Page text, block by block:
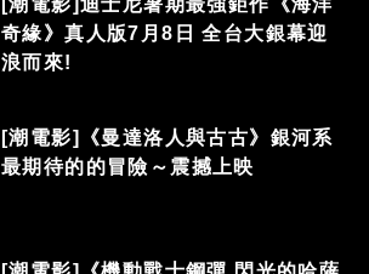
[潮電影]迪士尼暑期最強鉅作《海洋
奇緣》真人版7月8日 全台大銀幕迎
浪而來!
[潮電影]《曼達洛人與古古》銀河系
最期待的的冒險～震撼上映